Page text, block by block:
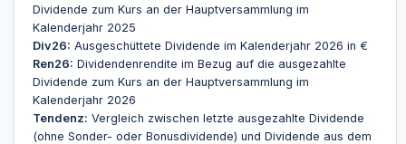
Dividende zum Kurs an der Hauptversammlung im
Kalenderjahr 2025
Div26: Ausgeschüttete Dividende im Kalenderjahr 2026 in €
Ren26: Dividendenrendite im Bezug auf die ausgezahlte
Dividende zum Kurs an der Hauptversammlung im
Kalenderjahr 2026
Tendenz: Vergleich zwischen letzte ausgezahlte Dividende
(ohne Sonder- oder Bonusdividende) und Dividende aus dem